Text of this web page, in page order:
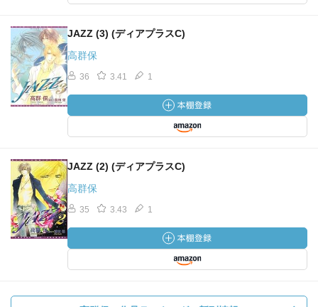
JAZZ (3) (ディアプラスC)
高群保
36 3.41 1
JAZZ (2) (ディアプラスC)
高群保
35 3.43 1